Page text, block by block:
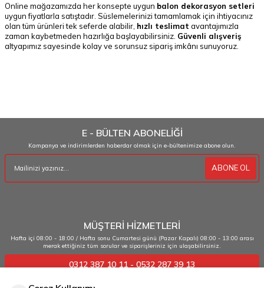
Online mağazamızda her konsepte uygun balon dekorasyon setleri
uygun fiyatlarla satıştadır. Süslemelerinizi tamamlamak için ihtiyacınız
olan tüm ürünleri tek seferde alabilir, hızlı teslimat avantajımızla
zaman kaybetmeden hazırlığa başlayabilirsiniz. Güvenli alışveriş
altyapımız sayesinde kolay ve sorunsuz sipariş imkânı sunuyoruz.
E - BÜLTEN ABONELİĞİ
Kampanya ve indirimlerden haberdar olmak için e-bültenimize abone olun.
ABONE OL
MÜŞTERİ HİZMETLERİ
Hafta içi 08:00 - 18:00 / Hafta sonu Cumartesi günü (Pazar Kapalı) 08:00 - 13:00 arası
merak ettiğiniz tüm sorular ve siparişleriniz için ulaşabilirsiniz.
0312 387 10 11 - 0532 287 39 13